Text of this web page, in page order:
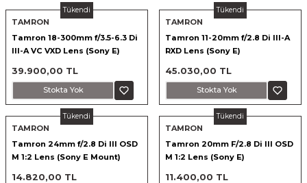
Tükendi
TAMRON
Tamron 18-300mm f/3.5-6.3 Di
III-A VC VXD Lens (Sony E)
39.900,00 TL
Stokta Yok
Tükendi
TAMRON
Tamron 11-20mm f/2.8 Di III-A
RXD Lens (Sony E)
45.030,00 TL
Stokta Yok
Tükendi
TAMRON
Tamron 24mm f/2.8 Di III OSD
M 1:2 Lens (Sony E Mount)
14.820,00 TL
Tükendi
TAMRON
Tamron 20mm F/2.8 Di III OSD
M 1:2 Lens (Sony E)
11.400,00 TL